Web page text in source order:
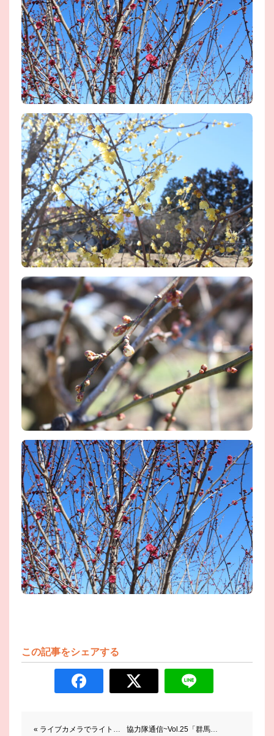
この記事をシェアする
« ライブカメラでライトアップを見ませんか？？ 協力隊通信~Vol.25「群馬フラワーハイランド見学」 »